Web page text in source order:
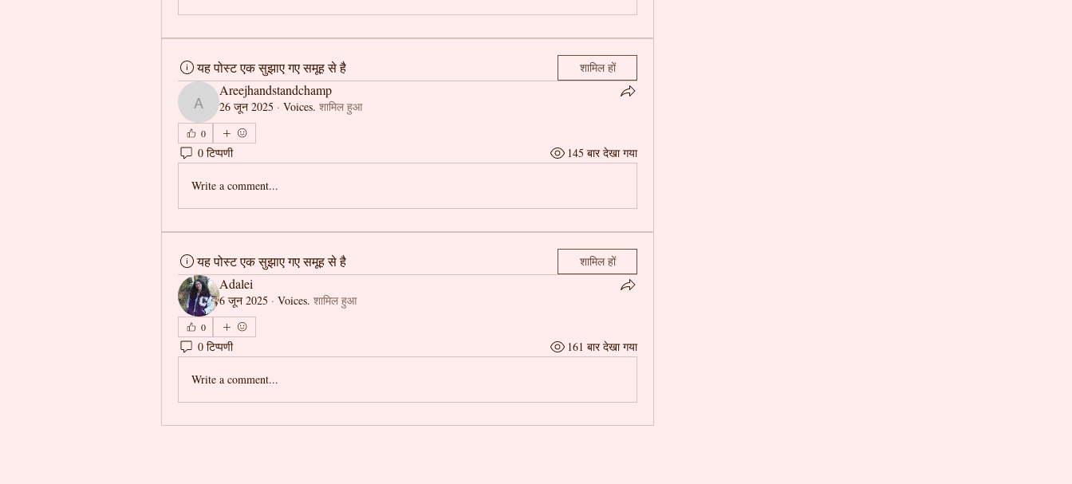
यह पोस्ट एक सुझाए गए समूह से है शामिल हों
Areejhandstandchamp
Areejhandstandchamp
26 जून 2025 · Voices. शामिल हुआ
0
0 टिप्पणी 145 बार देखा गया
Write a comment...
यह पोस्ट एक सुझाए गए समूह से है शामिल हों
Adalei
6 जून 2025 · Voices. शामिल हुआ
0
0 टिप्पणी 161 बार देखा गया
Write a comment...